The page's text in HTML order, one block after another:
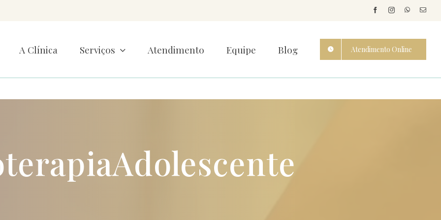
A Clínica Serviços Atendimento Equipe Blog Atendimento Online